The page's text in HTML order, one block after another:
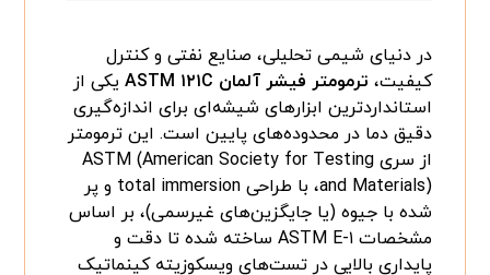
در دنیای شیمی تحلیلی، صنایع نفتی و کنترل
کیفیت، ترمومتر فیشر آلمان ASTM ۱۲۱C
یکی از
استانداردترین ابزارهای شیشه‌ای برای اندازه‌گیری
دقیق دما در محدوده‌های پایین است. این ترمومتر
از سری ASTM (American Society for Testing
and Materials)، با طراحی total immersion و پر
شده با جیوه (یا جایگزین‌های غیرسمی)، بر اساس
مشخصات ASTM E-۱ ساخته شده تا دقت و
پایداری بالایی در تست‌های ویسکوزیته کینماتیک